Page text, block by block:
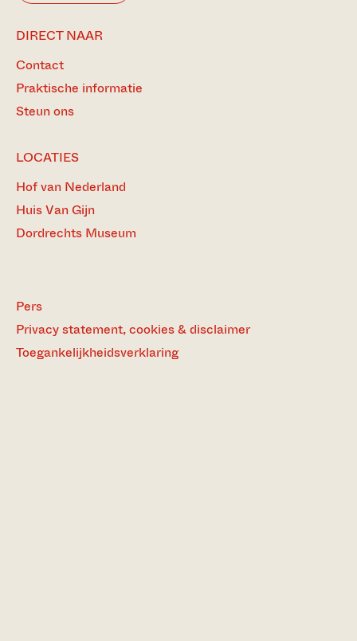
DIRECT NAAR
Contact
Praktische informatie
Steun ons
LOCATIES
Hof van Nederland
Huis Van Gijn
Dordrechts Museum
Pers
Privacy statement, cookies & disclaimer
Toegankelijkheidsverklaring